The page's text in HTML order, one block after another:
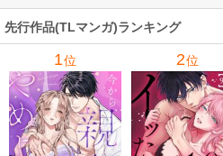
先行作品(TLマンガ)ランキング
1位 2位